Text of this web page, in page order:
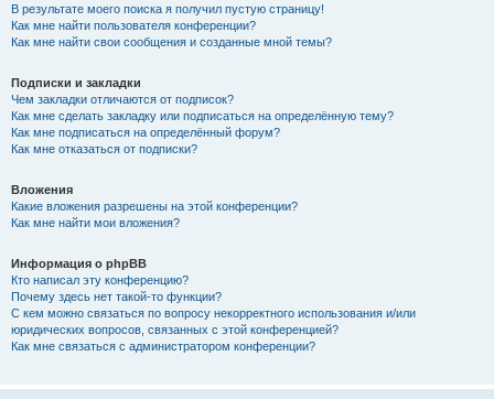
В результате моего поиска я получил пустую страницу!
Как мне найти пользователя конференции?
Как мне найти свои сообщения и созданные мной темы?
Подписки и закладки
Чем закладки отличаются от подписок?
Как мне сделать закладку или подписаться на определённую тему?
Как мне подписаться на определённый форум?
Как мне отказаться от подписки?
Вложения
Какие вложения разрешены на этой конференции?
Как мне найти мои вложения?
Информация о phpBB
Кто написал эту конференцию?
Почему здесь нет такой-то функции?
С кем можно связаться по вопросу некорректного использования и/или
юридических вопросов, связанных с этой конференцией?
Как мне связаться с администратором конференции?